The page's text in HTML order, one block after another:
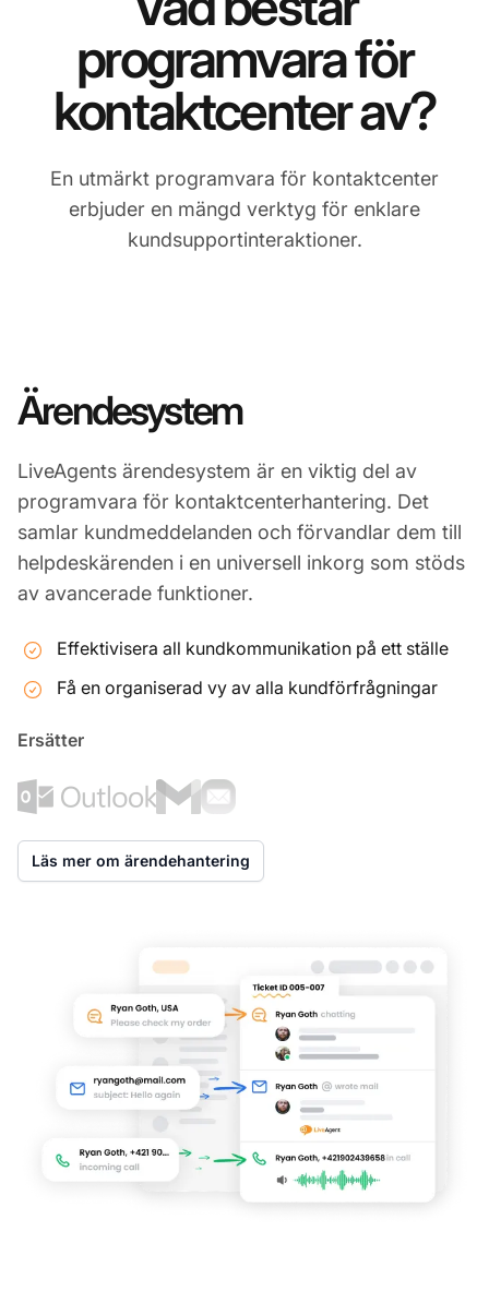
programvara för
kontaktcenter av?
En utmärkt programvara för kontaktcenter
erbjuder en mängd verktyg för enklare
kundsupportinteraktioner.
Ärendesystem
LiveAgents ärendesystem är en viktig del av
programvara för kontaktcenterhantering. Det
samlar kundmeddelanden och förvandlar dem till
helpdeskärenden i en universell inkorg som stöds
av avancerade funktioner.
Effektivisera all kundkommunikation på ett ställe
Få en organiserad vy av alla kundförfrågningar
Ersätter
Läs mer om ärendehantering